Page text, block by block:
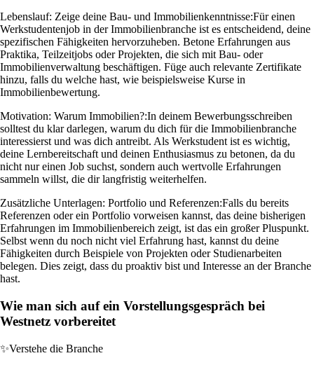
Lebenslauf: Zeige deine Bau- und Immobilienkenntnisse:Für einen
Werkstudentenjob in der Immobilienbranche ist es entscheidend, deine
spezifischen Fähigkeiten hervorzuheben. Betone Erfahrungen aus
Praktika, Teilzeitjobs oder Projekten, die sich mit Bau- oder
Immobilienverwaltung beschäftigen. Füge auch relevante Zertifikate
hinzu, falls du welche hast, wie beispielsweise Kurse in
Immobilienbewertung.
Motivation: Warum Immobilien?:In deinem Bewerbungsschreiben
solltest du klar darlegen, warum du dich für die Immobilienbranche
interessierst und was dich antreibt. Als Werkstudent ist es wichtig,
deine Lernbereitschaft und deinen Enthusiasmus zu betonen, da du
nicht nur einen Job suchst, sondern auch wertvolle Erfahrungen
sammeln willst, die dir langfristig weiterhelfen.
Zusätzliche Unterlagen: Portfolio und Referenzen:Falls du bereits
Referenzen oder ein Portfolio vorweisen kannst, das deine bisherigen
Erfahrungen im Immobilienbereich zeigt, ist das ein großer Pluspunkt.
Selbst wenn du noch nicht viel Erfahrung hast, kannst du deine
Fähigkeiten durch Beispiele von Projekten oder Studienarbeiten
belegen. Dies zeigt, dass du proaktiv bist und Interesse an der Branche
hast.
Wie man sich auf ein Vorstellungsgespräch bei
Westnetz vorbereitet
✨Verstehe die Branche